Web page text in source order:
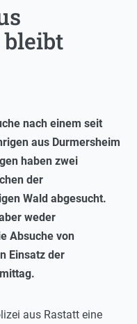
nach einem seit
aus Durmersheim
haben zwei
der
Wald abgesucht.
weder
Absuche von
Einsatz der
aus Rastatt eine